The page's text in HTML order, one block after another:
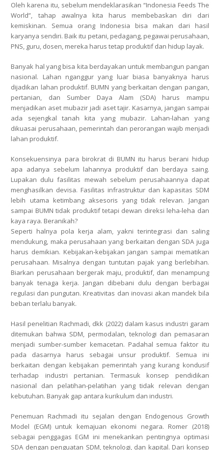
Oleh karena itu, sebelum mendeklarasikan “Indonesia Feeds The
World”, tahap awalnya kita harus membebaskan diri dari
kemiskinan. Semua orang Indonesia bisa makan dari hasil
karyanya sendiri. Baik itu petani, pedagang, pegawai perusahaan,
PNS, guru, dosen, mereka harus tetap produktif dan hidup layak.
Banyak hal yang bisa kita berdayakan untuk membangun pangan
nasional. Lahan nganggur yang luar biasa banyaknya harus
dijadikan lahan produktif. BUMN yang berkaitan dengan pangan,
pertanian, dan Sumber Daya Alam (SDA) harus mampu
menjadikan aset mubazir jadi aset tajir. Kasarnya, jangan sampai
ada sejengkal tanah kita yang mubazir. Lahan-lahan yang
dikuasai perusahaan, pemerintah dan perorangan wajib menjadi
lahan produktif.
Konsekuensinya para birokrat di BUMN itu harus berani hidup
apa adanya sebelum lahannya produktif dan berdaya saing.
Lupakan dulu fasilitas mewah sebelum perusahaannya dapat
menghasilkan devisa. Fasilitas infrastruktur dan kapasitas SDM
lebih utama ketimbang aksesoris yang tidak relevan. Jangan
sampai BUMN tidak produktif tetapi dewan direksi leha-leha dan
kaya raya. Beranikah?
Seperti halnya pola kerja alam, yakni terintegrasi dan saling
mendukung, maka perusahaan yang berkaitan dengan SDA juga
harus demikian. Kebijakan-kebijakan jangan sampai mematikan
perusahaan. Misalnya dengan tuntutan pajak yang berlebihan.
Biarkan perusahaan bergerak maju, produktif, dan menampung
banyak tenaga kerja. Jangan dibebani dulu dengan berbagai
regulasi dan pungutan. Kreativitas dan inovasi akan mandek bila
beban terlalu banyak.
Hasil penelitian Rachmadi, dkk (2022) dalam kasus industri garam
ditemukan bahwa SDM, permodalan, teknologi dan pemasaran
menjadi sumber-sumber kemacetan. Padahal semua faktor itu
pada dasarnya harus sebagai unsur produktif. Semua ini
berkaitan dengan kebijakan pemerintah yang kurang kondusif
terhadap industri pertanian. Termasuk konsep pendidikan
nasional dan pelatihan-pelatihan yang tidak relevan dengan
kebutuhan. Banyak gap antara kurikulum dan industri.
Penemuan Rachmadi itu sejalan dengan Endogenous Growth
Model (EGM) untuk kemajuan ekonomi negara. Romer (2018)
sebagai penggagas EGM ini menekankan pentingnya optimasi
SDA dengan penguatan SDM, teknologi, dan kapital. Dari konsep